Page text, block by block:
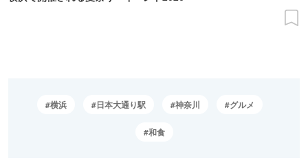
横浜 日本大通り駅 神奈川 グルメ
和食